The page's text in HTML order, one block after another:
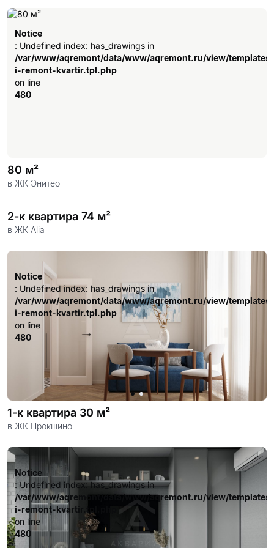
Застройщик «А101» — один из лидеров рынка
недвижимости Москвы. Компания уделяет
большое внимание качеству строительства и
предлагает своим жильцам широкий спектр
услуг, включая ипотеку и помощь в ремонте.
Notice
: Undefined index: has_drawings in
/var/www/aqremont/data/www/aqremont.ru/view/
i-remont-kvartir.tpl.php
on line
480
80 м²
в ЖК Энитео
Notice
/var/www/aqremont/data/www/aqremont.ru/view/
i-remont-kvartir.tpl.php
on line
480
2-к квартира 74 м²
в ЖК Alia
Notice
: Undefined index: has_drawings in
/var/www/aqremont/data/www/aqremont.ru/view/
i-remont-kvartir.tpl.php
on line
480
1-к квартира 30 м²
в ЖК Прокшино
Notice
: Undefined index: has_drawings in
/var/www/aqremont/data/www/aqremont.ru/view/
i-remont-kvartir.tpl.php
on line
480